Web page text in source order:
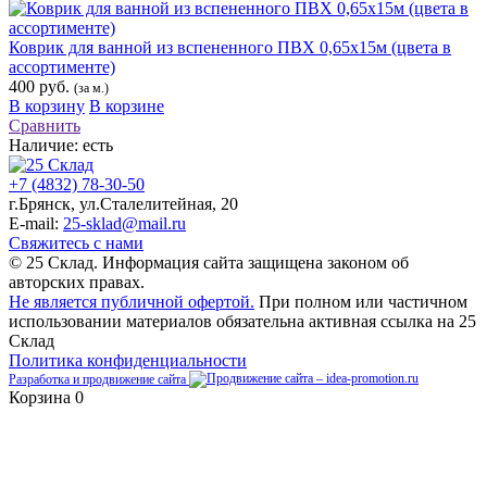
Коврик для ванной из вспененного ПВХ 0,65х15м (цвета в
ассортименте)
400 руб. (за м.)
В корзину В корзине
Сравнить
Наличие: есть
+7 (4832) 78-30-50
г.Брянск, ул.Сталелитейная, 20
E-mail: 25-sklad@mail.ru
Свяжитесь с нами
© 25 Склад. Информация сайта защищена законом об
авторских правах.
Не является публичной офертой. При полном или частичном
использовании материалов обязательна активная ссылка на 25
Склад
Политика конфиденциальности
Разработка и продвижение сайта
Корзина 0